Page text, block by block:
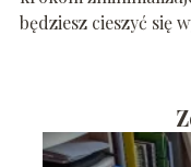
będziesz cieszyć się